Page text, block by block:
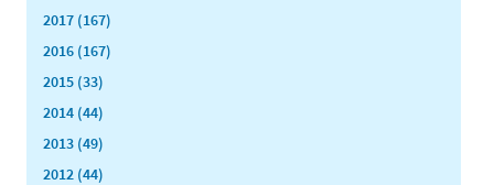
2017 (167)
2016 (167)
2015 (33)
2014 (44)
2013 (49)
2012 (44)